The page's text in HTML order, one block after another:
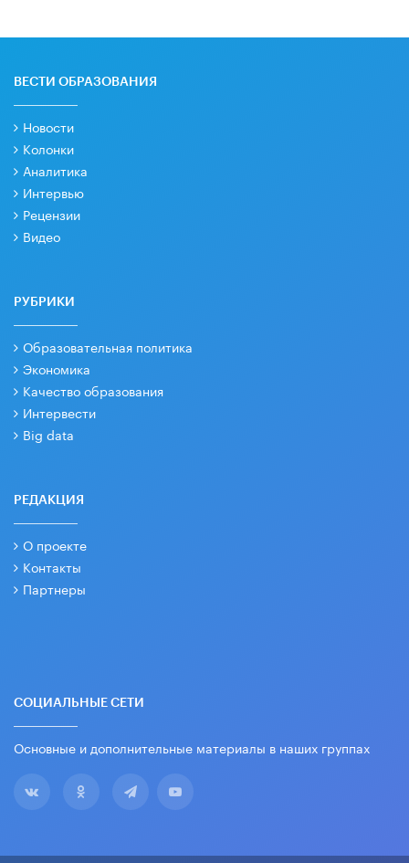
ВЕСТИ ОБРАЗОВАНИЯ
Новости
Колонки
Аналитика
Интервью
Рецензии
Видео
РУБРИКИ
Образовательная политика
Экономика
Качество образования
Интервести
Big data
РЕДАКЦИЯ
О проекте
Контакты
Партнеры
СОЦИАЛЬНЫЕ СЕТИ
Основные и дополнительные материалы в наших группах